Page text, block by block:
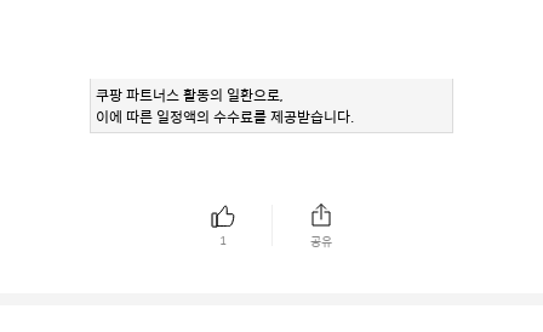
쿠팡 파트너스 활동의 일환으로,
이에 따른 일정액의 수수료를 제공받습니다.
1 공유